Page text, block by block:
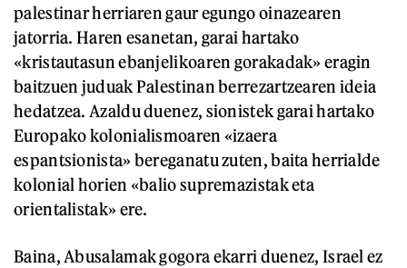
palestinar herriaren gaur egungo oinazearen
jatorria. Haren esanetan, garai hartako
«kristautasun ebanjelikoaren gorakadak» eragin
baitzuen juduak Palestinan berrezartzearen ideia
hedatzea. Azaldu duenez, sionistek garai hartako
Europako kolonialismoaren «izaera
espantsionista» bereganatu zuten, baita herrialde
kolonial horien «balio supremazistak eta
orientalistak» ere.
Baina, Abusalamak gogora ekarri duenez, Israel ez